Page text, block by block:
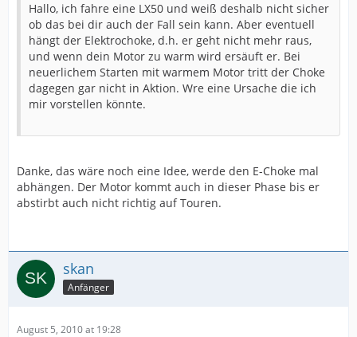
Hallo, ich fahre eine LX50 und weiß deshalb nicht sicher
ob das bei dir auch der Fall sein kann. Aber eventuell
hängt der Elektrochoke, d.h. er geht nicht mehr raus,
und wenn dein Motor zu warm wird ersäuft er. Bei
neuerlichem Starten mit warmem Motor tritt der Choke
dagegen gar nicht in Aktion. Wre eine Ursache die ich
mir vorstellen könnte.
Danke, das wäre noch eine Idee, werde den E-Choke mal
abhängen. Der Motor kommt auch in dieser Phase bis er
abstirbt auch nicht richtig auf Touren.
skan
Anfänger
August 5, 2010 at 19:28